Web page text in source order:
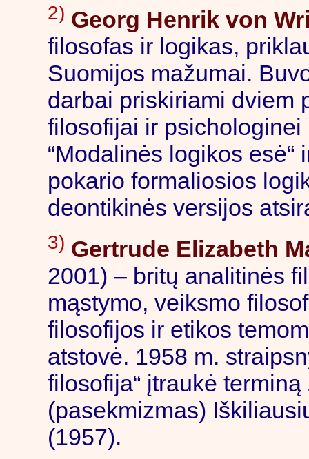
2) Georg Henrik von
filosofas ir logikas,
Suomijos mažumai.
darbai priskiriami dviem
filosofijai ir
“Modalinės logikos esė“
pokario formaliosios
deontikinės versijos
3) Gertrude Elizabeth
2001) – britų analitinės
mąstymo, veiksmo
filosofijos ir etikos
atstovė. 1958 m.
filosofija“ įtraukė
(pasekmizmas)
(1957).